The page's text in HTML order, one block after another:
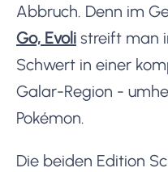
Abbruch. Denn im
Go, Evoli streift man
Schwert in einer
Galar-Region -
Pokémon.
Die beiden Edition